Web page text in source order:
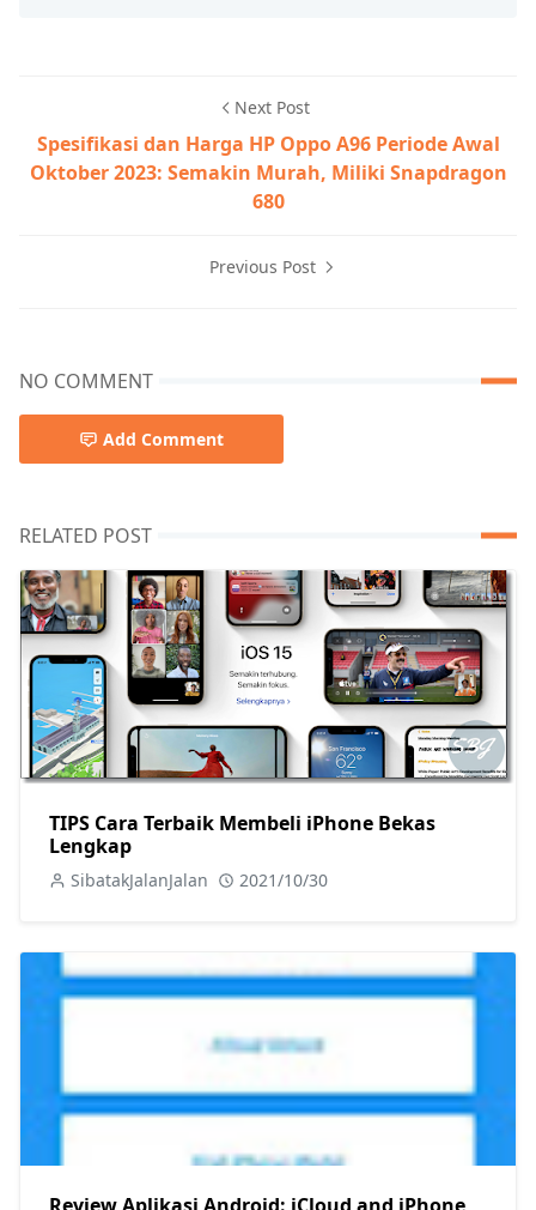
Next Post
Spesifikasi dan Harga HP Oppo A96 Periode Awal
Oktober 2023: Semakin Murah, Miliki Snapdragon
680
Previous Post
NO COMMENT
RELATED POST
TIPS Cara Terbaik Membeli iPhone Bekas